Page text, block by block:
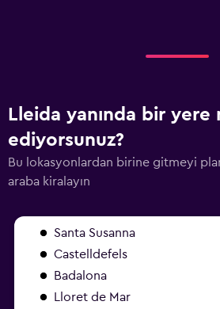
Lleida yanında bir yere
ediyorsunuz?
Bu lokasyonlardan birine gitmeyi
araba kiralayın
Santa Susanna
Castelldefels
Badalona
Lloret de Mar